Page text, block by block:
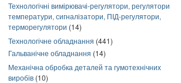
Технологічні вимірювачі-регулятори, регулятори
температури, сигналізатори, ПІД-регулятори,
терморегулятори (14)
Технологічне обладнання (441)
Гальванічне обладнання (14)
Механічна обробка деталей та гумотехнічних
виробів (10)